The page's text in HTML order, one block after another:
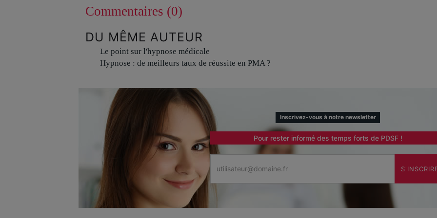
Commentaires (0)
DU MÊME AUTEUR
Le point sur l'hypnose médicale
Hypnose : de meilleurs taux de réussite en PMA ?
Inscrivez-vous à notre newsletter
Pour rester informé des temps forts de PDSF !